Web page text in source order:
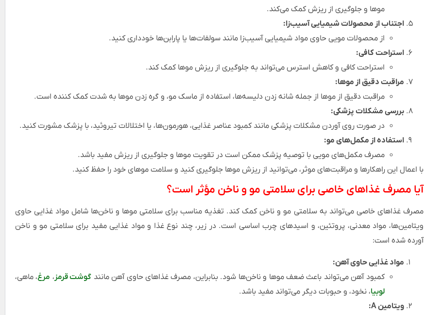
موها و جلوگیری از ریزش کمک می‌کند.
اجتناب از محصولات شیمیایی آسیب‌زا:
از محصولات مویی حاوی مواد شیمیایی آسیب‌زا مانند سولفات‌ها یا پارابن‌ها خودداری کنید.
استراحت کافی:
استراحت کافی و کاهش استرس می‌تواند به جلوگیری از ریزش موها کمک کند.
مراقبت دقیق از موها:
مراقبت دقیق از موها از جمله شانه زدن دلیسه‌ها، استفاده از ماسک مو، و گره زدن موها به شدت کمک کننده است.
بررسی مشکلات پزشکی:
در صورت روی آوردن مشکلات پزشکی مانند کمبود عناصر غذایی، هورمون‌ها، یا اختلالات تیروئید، با پزشک مشورت کنید.
استفاده از مکمل‌های مو:
مصرف مکمل‌های مویی با توصیه پزشک ممکن است در تقویت موها و جلوگیری از ریزش مفید باشد.
با اعمال این راهکارها و مراقبت‌های موثر، می‌توانید از ریزش موها جلوگیری کنید و سلامت موهای خود را حفظ کنید.
آیا مصرف غذاهای خاصی برای سلامتی مو و ناخن مؤثر است؟
مصرف غذاهای خاصی می‌تواند به سلامتی مو و ناخن کمک کند. تغذیه مناسب برای سلامتی موها و ناخن‌ها شامل مواد غذایی حاوی
ویتامین‌ها، مواد معدنی، پروتئین، و اسیدهای چرب اساسی است. در زیر، چند نوع غذا و مواد غذایی مفید برای سلامتی مو و ناخن
آورده شده است:
مواد غذایی حاوی آهن:
کمبود آهن می‌تواند باعث ضعف موها و ناخن‌ها شود. بنابراین، مصرف غذاهای حاوی آهن مانند گوشت قرمز ، مرغ، ماهی،
لوبیا، نخود، و حبوبات دیگر می‌تواند مفید باشد.
ویتامین A: